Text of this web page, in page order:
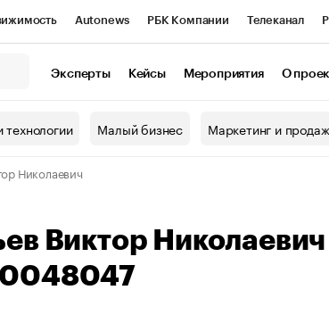
Autonews РБК Компании Телеканал
Эксперты Кейсы Мероприятия О
технологии Малый бизнес Маркетинг и
Николаевич
Виктор